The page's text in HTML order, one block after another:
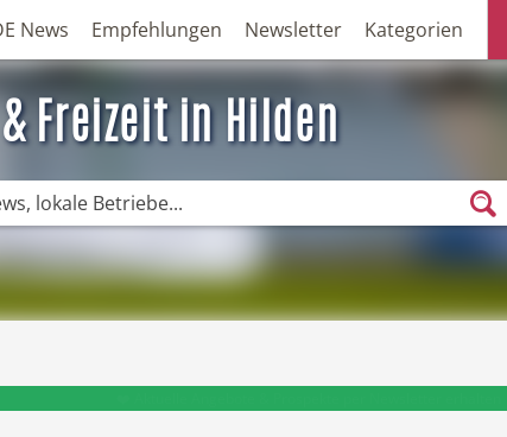
News Empfehlungen Newsletter Kategorien
Freizeit in Hilden